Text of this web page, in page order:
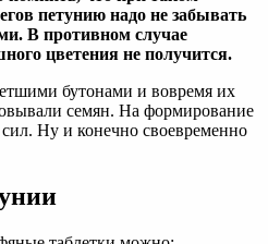
петунию надо не забывать
В противном случае
цветения не получится.
бутонами и вовремя их
семян. На формирование
Ну и конечно своевременно